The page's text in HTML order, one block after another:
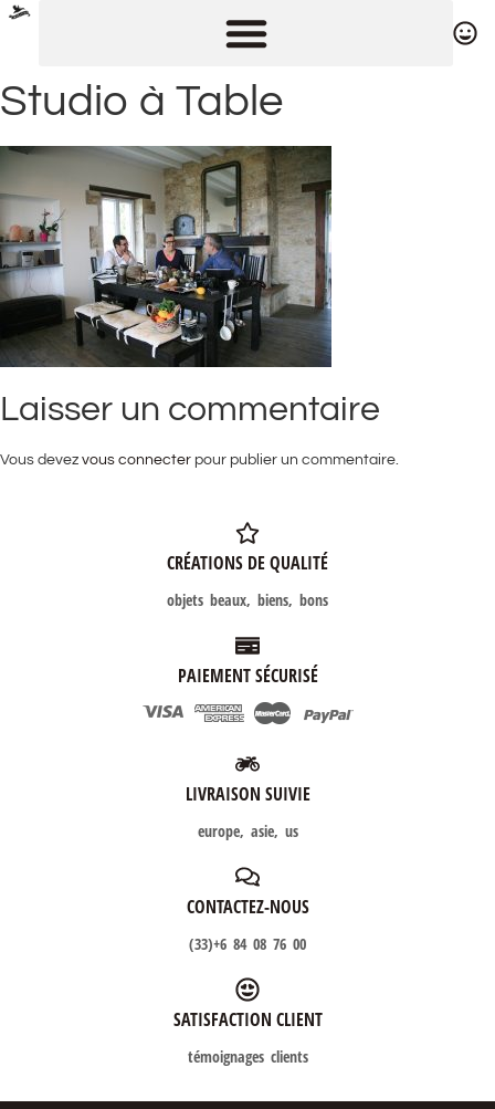
Studio à Table
Laisser un commentaire
Vous devez vous connecter pour publier un commentaire.
CRÉATIONS DE QUALITÉ
objets beaux, biens, bons
PAIEMENT SÉCURISÉ
LIVRAISON SUIVIE
europe, asie, us
CONTACTEZ-NOUS
(33)+6 84 08 76 00
SATISFACTION CLIENT
témoignages clients